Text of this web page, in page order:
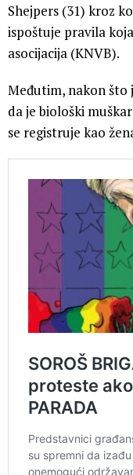
Shejpers (31) kroz
ispoštuje pravila
asocijacija (KNVB).
Međutim, nakon što
da je biološki
se registruje kao